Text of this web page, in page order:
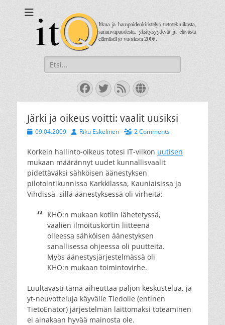
Itkua ja hammastenkiristelyä jo vuodesta 2008.
Search
for:
Facebook
Twitter
FeedWebsite
Järki ja oikeus voitti: vaalit uusiksi
Posted
09.04.2009 AuthorRiku Eskelinen 2 Comments
Korkein hallinto-oikeus totesi IT-viikon uutisen
mukaan määrännyt uudet kunnallisvaalit
pidettäväksi sähköisen äänestyksen
pilotointikunnissa Karkkilassa, Kauniaisissa ja
Vihdissä, sillä äänestyksessä oli virheitä:
KHO:n mukaan kotiin lähetetyssä,
vaalien ilmoituskortin liitteenä
olleessa sähköisen äänestyksen
sanallisessa ohjeessa oli puutteita.
Myös äänestysjärjestelmässä oli
KHO:n mukaan toimintovirhe.
Luultavasti tämä aiheuttaa paljon keskustelua, ja
yt-neuvotteluja käyvälle Tiedolle (entinen
TietoEnator) järjestelmän laittomaksi toteaminen
ei ainakaan hyvää mainosta ole.